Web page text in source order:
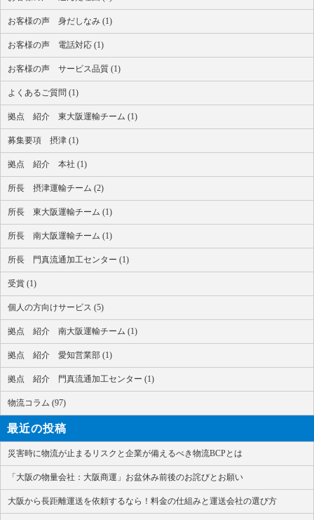
お客様の声 身だしなみ (1)
お客様の声 電話対応 (1)
お客様の声 サービス品質 (1)
よくあるご質問 (1)
拠点 紹介 東大阪運輸チーム (1)
募集要項 摂津 (1)
拠点 紹介 本社 (1)
所長 摂津運輸チーム (2)
所長 東大阪運輸チーム (1)
所長 南大阪運輸チーム (1)
所長 門真流通加工センター (1)
受賞 (1)
個人の方向けサービス (5)
拠点 紹介 南大阪運輸チーム (1)
拠点 紹介 愛知営業部 (1)
拠点 紹介 門真流通加工センター (1)
物流コラム (97)
最近の投稿
災害時に物流が止まるリスクと企業が備えるべき物流BCPとは
「大阪の物量会社：大阪商運」お盆休み前後のお詫びとお願い
大阪から長距離運送を依頼するなら！料金の仕組みと運送会社の選び方